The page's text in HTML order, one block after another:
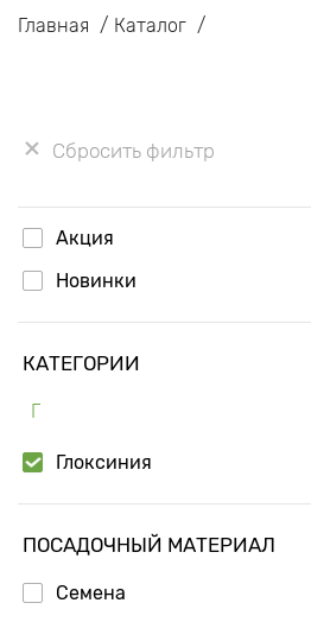
Главная Каталог
Сбросить фильтр
Акция
Новинки
КАТЕГОРИИ
Г
Глоксиния
ПОСАДОЧНЫЙ МАТЕРИАЛ
Семена